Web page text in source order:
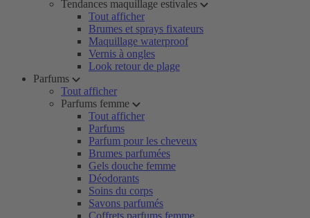
Tendances maquillage estivales
Tout afficher
Brumes et sprays fixateurs
Maquillage waterproof
Vernis à ongles
Look retour de plage
Parfums
Tout afficher
Parfums femme
Tout afficher
Parfums
Parfum pour les cheveux
Brumes parfumées
Gels douche femme
Déodorants
Soins du corps
Savons parfumés
Coffrets parfums femme